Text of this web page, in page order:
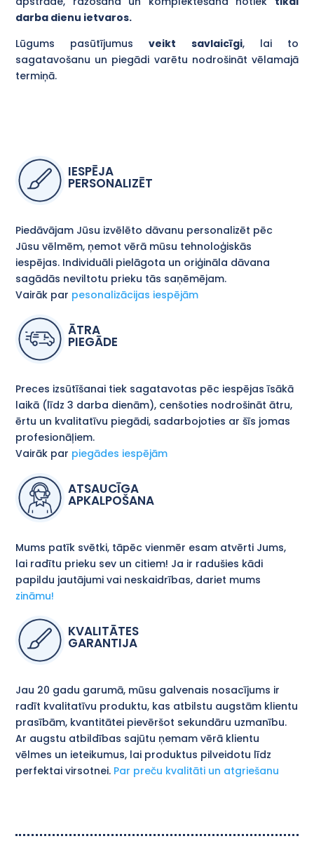
darba dienu ietvaros.
Lūgums pasūtījumusveikt savlaicīgi, lai to
sagatavošanu un piegādi varētu nodrošināt vēlamajā
termiņā.
IESPĒJA
PERSONALIZĒT
Piedāvājam Jūsu izvēlēto dāvanu personalizēt pēc
Jūsu vēlmēm, ņemot vērā mūsu tehnoloģiskās
iespējas. Individuāli pielāgota un oriģināla dāvana
sagādās neviltotu prieku tās saņēmējam.
Vairāk par pesonalizācijas iespējām
ĀTRA
PIEGĀDE
Preces izsūtīšanai tiek sagatavotas pēc iespējas īsākā
laikā (līdz 3 darba dienām), cenšoties nodrošināt ātru,
ērtu un kvalitatīvu piegādi, sadarbojoties ar šīs jomas
profesionāļiem.
Vairāk par piegādes iespējām
ATSAUCĪGA
APKALPOŠANA
Mums patīk svētki, tāpēc vienmēr esam atvērti Jums,
lai radītu prieku sev un citiem! Ja ir radušies kādi
papildu jautājumi vai neskaidrības, dariet mums
zināmu!
KVALITĀTES
GARANTIJA
Jau 20 gadu garumā, mūsu galvenais nosacījums ir
radīt kvalitatīvu produktu, kas atbilstu augstām klientu
prasībām, kvantitātei pievēršot sekundāru uzmanību.
Ar augstu atbildības sajūtu ņemam vērā klientu
vēlmes un ieteikumus, lai produktus pilveidotu līdz
perfektai virsotnei. Par preču kvalitāti un atgriešanu